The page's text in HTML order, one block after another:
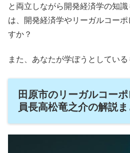
と両立しながら開発経済学の知
は、開発経済学やリーガルコー
すか？
また、あなたが学ぼうとしている
田原市のリーガルコー
員長高松竜之介の解説